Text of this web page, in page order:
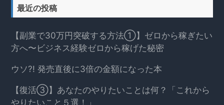
最近の投稿
【副業で30万円突破する方法①】ゼロから稼ぎたい
方へ〜ビジネス経験ゼロから稼げた秘密
ウソ?! 発売直後に3倍の金額になった本
【復活③】あなたのやりたいことは何？「これから
やりたいこと５選！」